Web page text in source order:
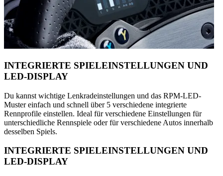
INTEGRIERTE SPIELEINSTELLUNGEN UND
LED-DISPLAY
Du kannst wichtige Lenkradeinstellungen und das RPM-LED-
Muster einfach und schnell über 5 verschiedene integrierte
Rennprofile einstellen. Ideal für verschiedene Einstellungen für
unterschiedliche Rennspiele oder für verschiedene Autos innerhalb
desselben Spiels.
INTEGRIERTE SPIELEINSTELLUNGEN UND
LED-DISPLAY